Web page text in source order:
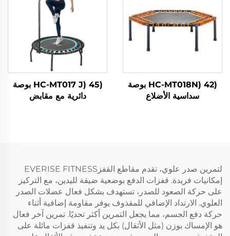
(HC-MT018N) 42 بوصة
سداسية الأضلاع
(HC-MT017 J) 45 بوصة
دائرية مع مقابض
لتمرين صدر علوي، تقدم مقاطع القفزEVERISE FITNESS
إمكانيات فريدة. قفزات الدفع بوضعية ضيقة للیدین، مع التركيز
على حركة الصعود للصدر، تستهدف بشكل فعال عضلات الصدر
العلوي. الارتداد الإضافي للمقذوف يوفر مقاومة إضافية أثناء
حركة دفع الجسم، مما يجعل التمرين أكثر تحديًا. تمرين آخر فعال
هو الإمساك بوزن (مثل الأثقال) بكل يد وتنفيذ قفزات مائلة على